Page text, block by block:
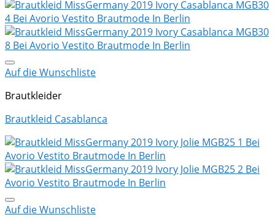
Auf die Wunschliste
Brautkleider
Brautkleid Casablanca
Auf die Wunschliste